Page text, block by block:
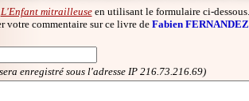
L'Enfant mitrailleuseen utilisant le formulaire ci-dessous.
votre commentaire sur ce livre de Fabien FERNANDEZ
enregistré sous l'adresse IP 216.73.216.69)